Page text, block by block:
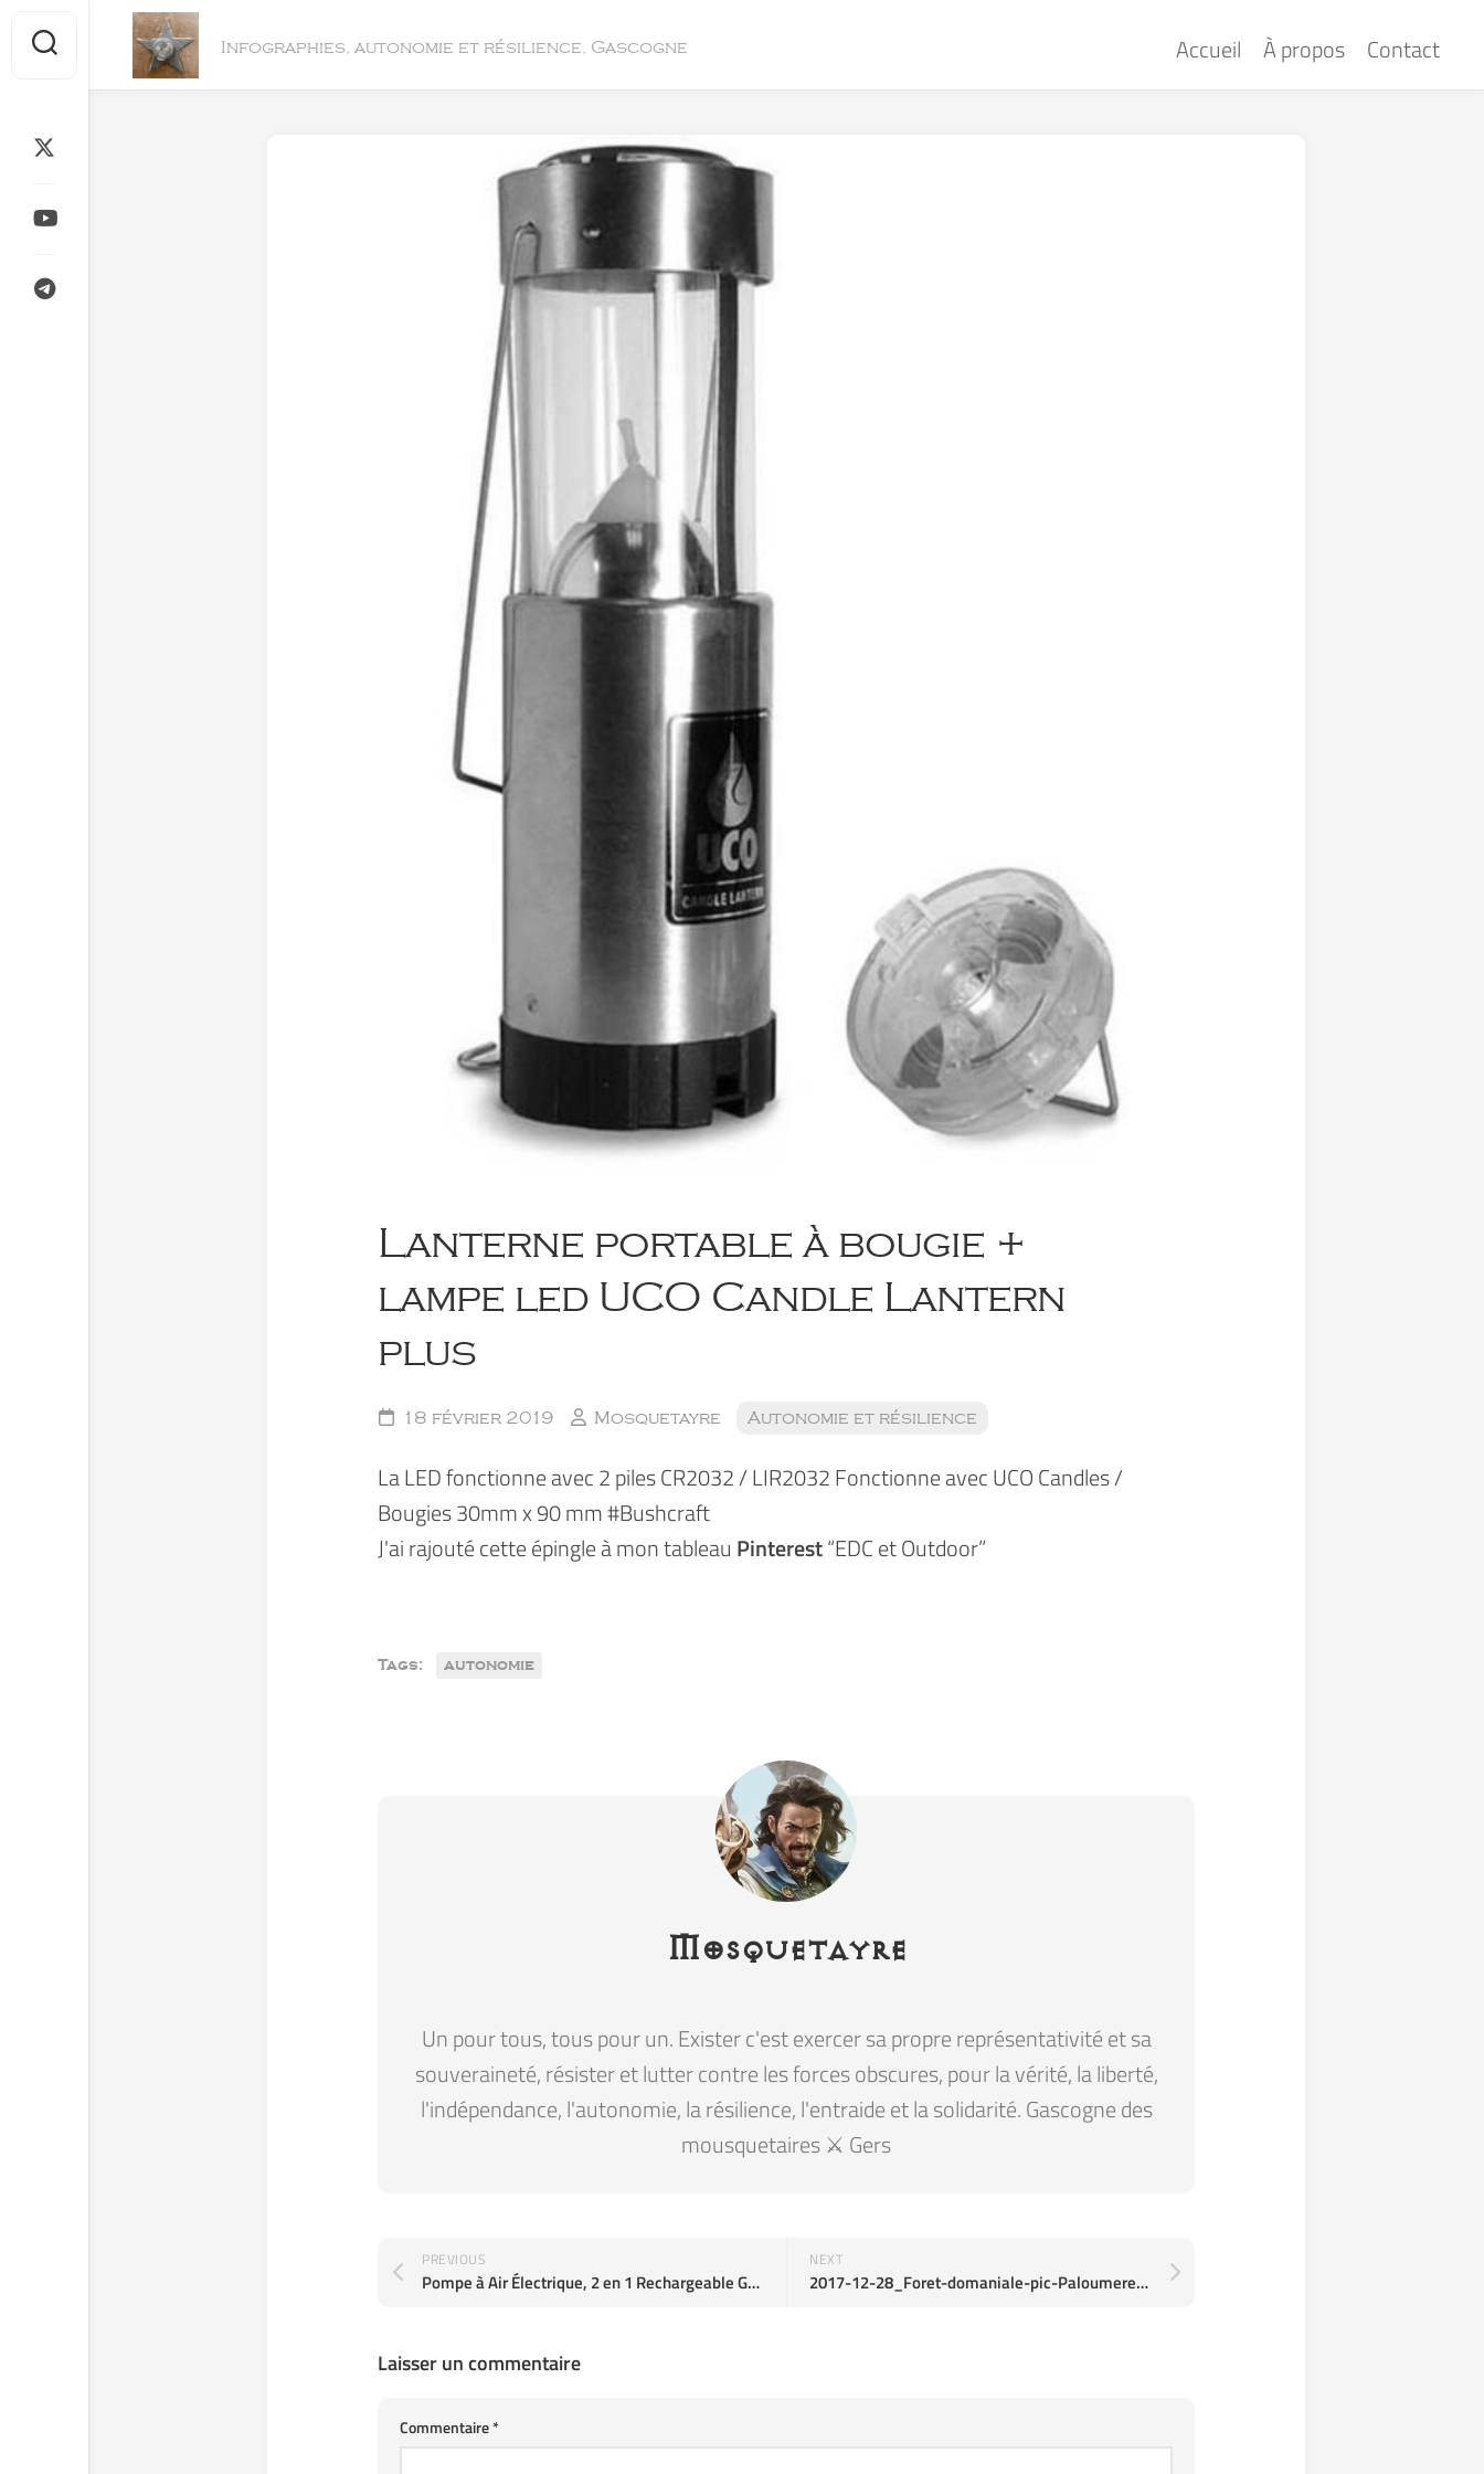
content
Infographies, autonomie et résilience, Gascogne Accueil À propos Contact
Lanterne portable à bougie +
lampe led UCO Candle Lantern
plus
18 février 2019 Mosquetayre Autonomie et résilience
La LED fonctionne avec 2 piles CR2032 / LIR2032 Fonctionne avec UCO Candles /
Bougies 30mm x 90 mm #Bushcraft
J'ai rajouté cette épingle à mon tableau Pinterest“EDC et Outdoor”
Tags: autonomie
Mosquetayre
Un pour tous, tous pour un. Exister c'est exercer sa propre représentativité et sa
souveraineté, résister et lutter contre les forces obscures, pour la vérité, la liberté,
l'indépendance, l'autonomie, la résilience, l'entraide et la solidarité. Gascogne des
mousquetaires ⚔️ Gers
NEXT
2017-12-28_Foret-domaniale-pic-Paloumere_04
PREVIOUS
Pompe à Air Électrique, 2 en 1 Rechargeable Gonfleur/Dégonfleur
Laisser un commentaire
Commentaire*